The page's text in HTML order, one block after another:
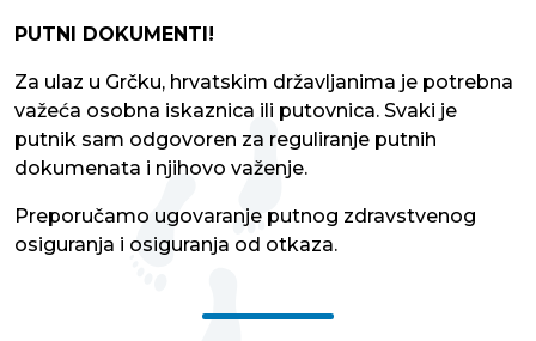
PUTNI DOKUMENTI!
Za ulaz u Grčku, hrvatskim državljanima je potrebna
važeća osobna iskaznica ili putovnica. Svaki je
putnik sam odgovoren za reguliranje putnih
dokumenata i njihovo važenje.
Preporučamo ugovaranje putnog zdravstvenog
osiguranja i osiguranja od otkaza.